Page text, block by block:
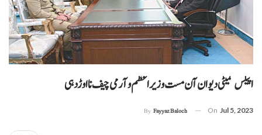
اپیکس کمیٹی دیوان آن مست وزیر اعظم و آرمی چیف نا اوڑدہی
By Fayyaz Baloch On Jul 5, 2023